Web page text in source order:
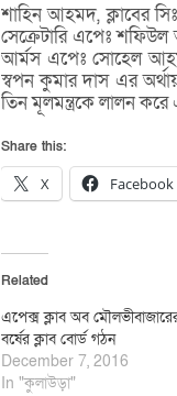
শাহিন আহমদ, ক্লাবের
সেক্রেটারি এপেঃ
আর্মস এপেঃ সোহেল
স্বপন কুমার দাস এর
তিন মূলমন্ত্রকে লালন করে
Share this:
X Facebook
Related
এপেক্স ক্লাব অব
বর্ষের ক্লাব বোর্ড গঠন
December 7, 2016
In "কুলাউড়া"